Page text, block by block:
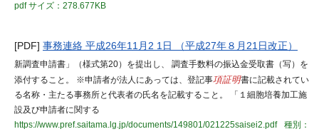
pdfサイズ：278.677KB
[PDF] 事務連絡 平成26年11月2 1日 （平成27年８月21日改正）
新調査申請書」（様式第20）を提出し、 調査手数料の振込金受取書（写）を
添付すること。 ※申請者が法人にあっては、登記事項証明書に記載されてい
る名称・主たる事務所と代表者の氏名を記載すること。 「１細胞培養加工施
設及び申請者に関する
https://www.pref.saitama.lg.jp/documents/149801/021225saisei2.pdf
種別：